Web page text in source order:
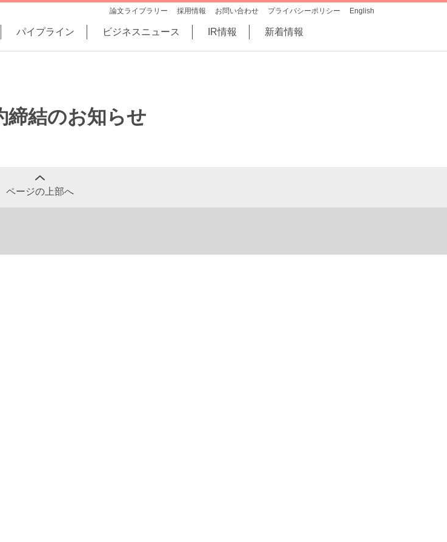
論文ライブラリー 採用情報 お問い合わせ プライバシーポリシー English
パイプライン ビジネスニュース IR情報 新着情報
締結のお知らせ
ページの上部へ